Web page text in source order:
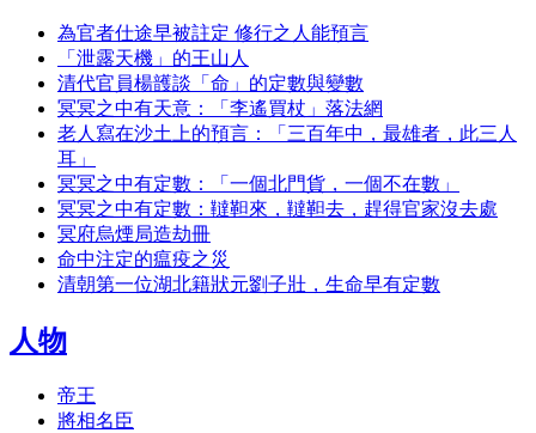
為官者仕途早被註定 修行之人能預言
「泄露天機」的王山人
清代官員楊頀談「命」的定數與變數
冥冥之中有天意：「李遙買杖」落法網
老人寫在沙土上的預言：「三百年中，最雄者，此三人
耳​」
冥冥之中有定數：「一個北門貨，一個不在數」
冥冥之中有定數：韃靼來，韃靼去，趕得官家沒去處
冥府烏煙局造劫冊
命中注定的瘟疫之災
清朝第一位湖北籍狀元劉子壯，生命早有定數
人物
帝王
將相名臣